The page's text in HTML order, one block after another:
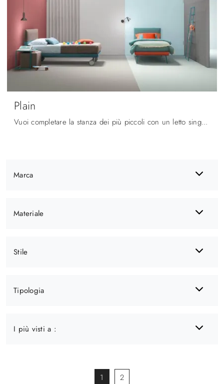
Marca
Materiale
Stile
Tipologia
I più visti a :
Plain
Vuoi completare la stanza dei più piccoli con un letto singolo in tessuto? Eccoti il modello Plain di Bside per spazi moderni.
1 2